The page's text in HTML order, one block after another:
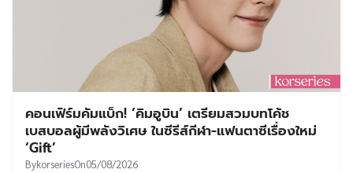
คอนเฟิร์มคัมแบ็ก! ‘คิมอูบิน’ เตรียมสวมบทโค้ช
เบสบอลผู้มีพลังวิเศษ ในซีรีส์กีฬา-แฟนตาซีเรื่องใหม่
‘Gift’
BykorseriesOn05/08/2026